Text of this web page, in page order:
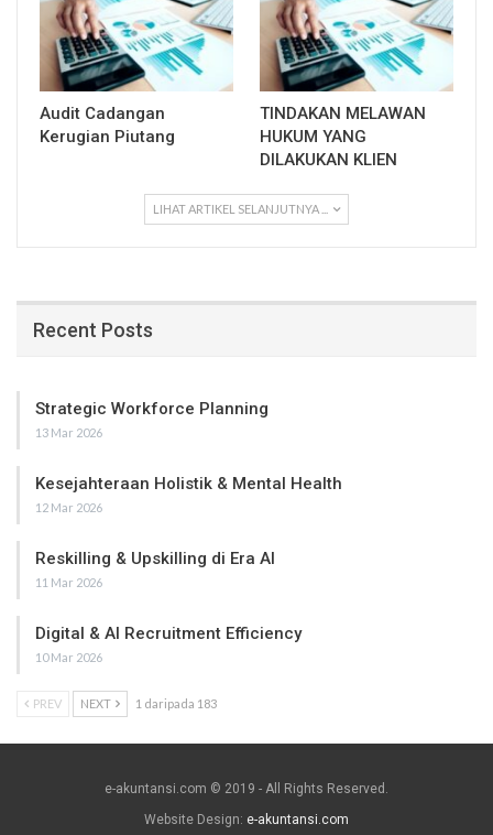
Audit Cadangan
Kerugian Piutang
TINDAKAN MELAWAN
HUKUM YANG
DILAKUKAN KLIEN
LIHAT ARTIKEL SELANJUTNYA ...
Recent Posts
Strategic Workforce Planning
13 Mar 2026
Kesejahteraan Holistik & Mental Health
12 Mar 2026
Reskilling & Upskilling di Era AI
11 Mar 2026
Digital & AI Recruitment Efficiency
10 Mar 2026
PREV NEXT 1 daripada 183
e-akuntansi.com © 2019 - All Rights Reserved.
Website Design: e-akuntansi.com